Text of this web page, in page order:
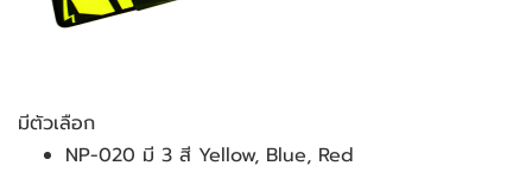
มีตัวเลือก
NP-020 มี 3 สี Yellow, Blue, Red